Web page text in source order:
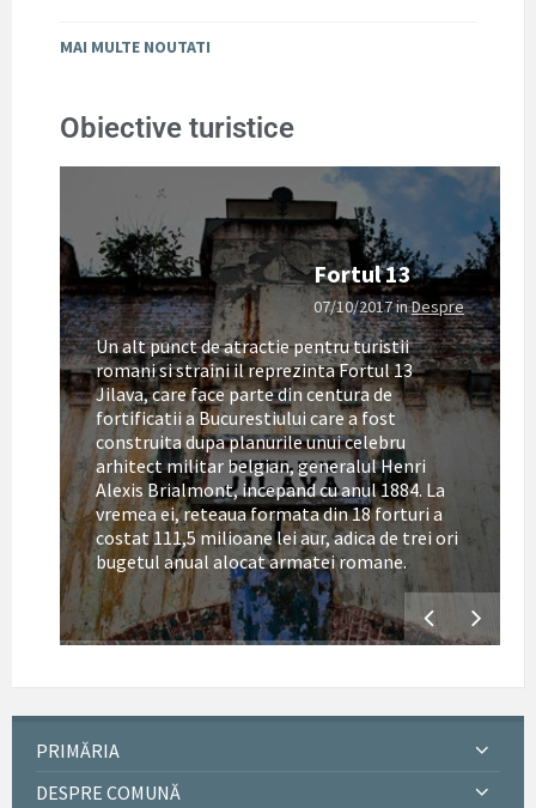
MAI MULTE NOUTATI
Obiective turistice
Fortul 13
07/10/2017inDespre
Un alt punct de atractie pentru turistii
romani si straini il reprezinta Fortul 13
Jilava, care face parte din centura de
fortificatii a Bucurestiului care a fost
construita dupa planurile unui celebru
arhitect militar belgian, generalul Henri
Alexis Brialmont, incepand cu anul 1884. La
vremea ei, reteaua formata din 18 forturi a
costat 111,5 milioane lei aur, adica de trei ori
bugetul anual alocat armatei romane.
PRIMĂRIA
DESPRE COMUNĂ